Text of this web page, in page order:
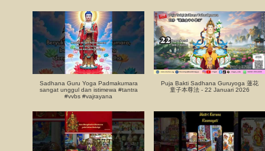
Sadhana Guru Yoga Padmakumara
sangat unggul dan istimewa #tantra
#vvbs #vajrayana
Puja Bakti Sadhana Guruyoga 蓮花
童子本尊法 - 22 Januari 2026